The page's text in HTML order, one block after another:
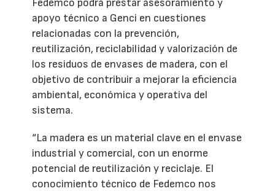
Fedemco podrá prestar asesoramiento y
apoyo técnico a Genci en cuestiones
relacionadas con la prevención,
reutilización, reciclabilidad y valorización de
los residuos de envases de madera, con el
objetivo de contribuir a mejorar la eficiencia
ambiental, económica y operativa del
sistema.
“La madera es un material clave en el envase
industrial y comercial, con un enorme
potencial de reutilización y reciclaje. El
conocimiento técnico de Fedemco nos